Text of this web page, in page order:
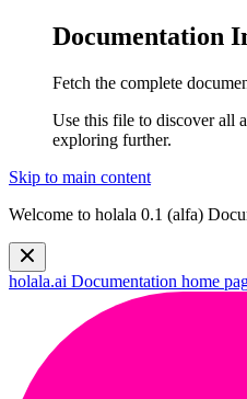
Documentation
Fetch the complete
Use this file to discover all
exploring further.
Skip to main content
Welcome to holala 0.1 (alfa)
holala.ai Documentation home